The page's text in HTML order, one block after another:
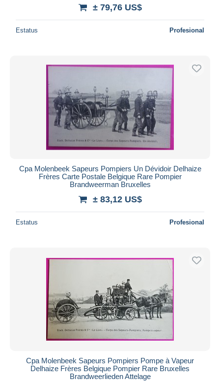
± 79,76 US$
Estatus Profesional
Cpa Molenbeek Sapeurs Pompiers Un Dévidoir Delhaize
Frères Carte Postale Belgique Rare Pompier
Brandweerman Bruxelles
± 83,12 US$
Estatus Profesional
Cpa Molenbeek Sapeurs Pompiers Pompe à Vapeur
Delhaize Frères Belgique Pompier Rare Bruxelles
Brandweerlieden Attelage